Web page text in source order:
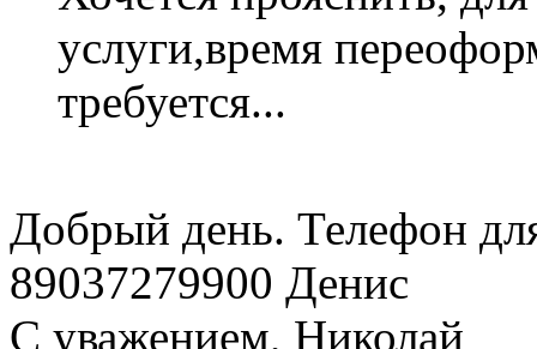
услуги,время
требуется...
Добрый день. Телефон
89037279900 Денис
С уважением, Николай